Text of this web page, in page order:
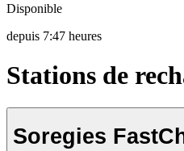
Disponible
depuis 7:47 heures
Stations de
Soregies